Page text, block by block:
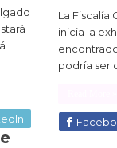
La Fiscalía
inicia la
podría ser